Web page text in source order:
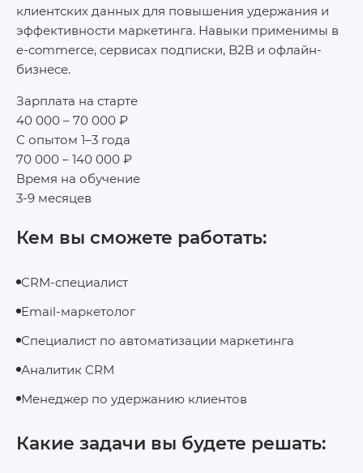
клиентских данных для повышения удержания и
эффективности маркетинга. Навыки применимы в
e‑commerce, сервисах подписки, B2B и офлайн-
бизнесе.
Зарплата на старте
40 000 – 70 000 ₽
С опытом 1–3 года
70 000 – 140 000 ₽
Время на обучение
3-9 месяцев
Кем вы сможете работать:
CRM-специалист
Email-маркетолог
Специалист по автоматизации маркетинга
Аналитик CRM
Менеджер по удержанию клиентов
Какие задачи вы будете решать: